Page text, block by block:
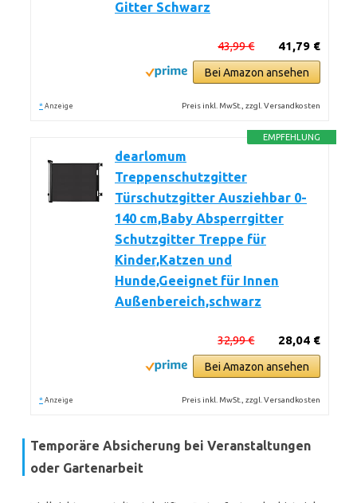
Gitter Schwarz
41,79 €
43,99 €
Bei Amazon ansehen
* Anzeige Preis inkl. MwSt., zzgl. Versandkosten
EMPFEHLUNG
dearlomum
Treppenschutzgitter
Türschutzgitter Ausziehbar 0-
140 cm,Baby Absperrgitter
Schutzgitter Treppe für
Kinder,Katzen und
Hunde,Geeignet für Innen
Außenbereich,schwarz
28,04 €
32,99 €
Bei Amazon ansehen
* Anzeige Preis inkl. MwSt., zzgl. Versandkosten
Temporäre Absicherung bei Veranstaltungen
oder Gartenarbeit